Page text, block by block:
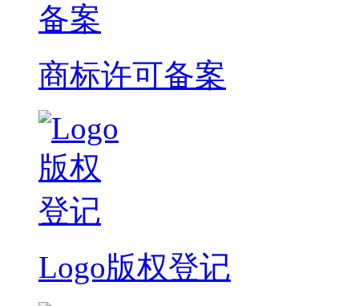
商标许可备案
Logo版权登记